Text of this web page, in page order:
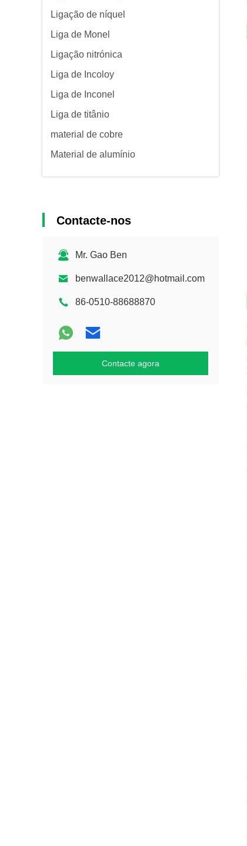
Ligação de níquel
Liga de Monel
Ligação nitrónica
Liga de Incoloy
Liga de Inconel
Liga de titânio
material de cobre
Material de alumínio
Contacte-nos
Mr. Gao Ben
benwallace2012@hotmail.com
86-0510-88688870
Contacte agora